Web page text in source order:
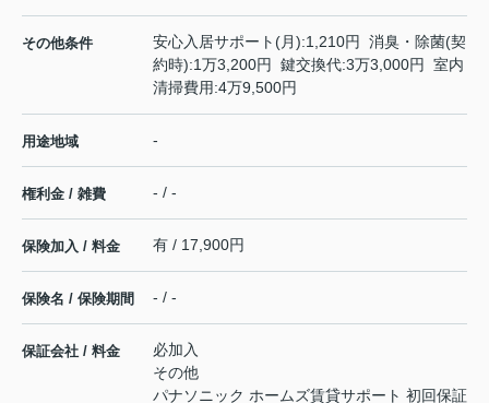
その他条件
安心入居サポート(月):1,210円 消臭・除菌(契
約時):1万3,200円 鍵交換代:3万3,000円 室内
清掃費用:4万9,500円
用途地域 -
権利金 / 雑費 - / -
保険加入 / 料金 有 / 17,900円
保険名 / 保険期間 - / -
保証会社 / 料金
必加入
その他
パナソニック ホームズ賃貸サポート 初回保証